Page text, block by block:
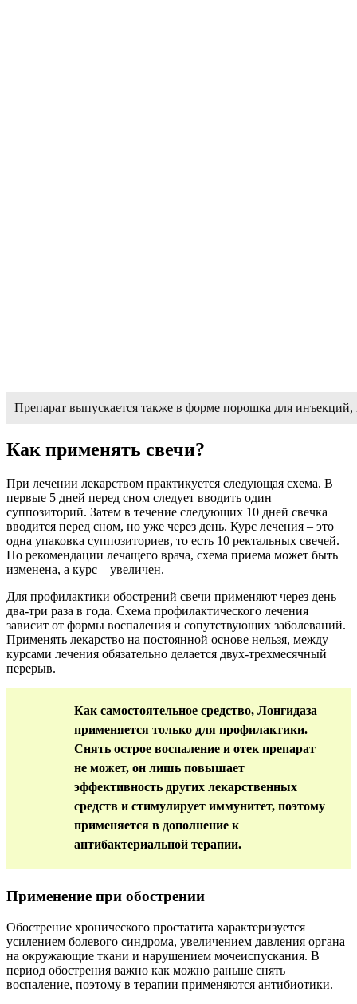
Препарат выпускается также в форме порошка для
Как применять свечи?
При лечении лекарством практикуется следующая схема. В
первые 5 дней перед сном следует вводить один
суппозиторий. Затем в течение следующих 10 дней свечка
вводится перед сном, но уже через день. Курс лечения – это
одна упаковка суппозиториев, то есть 10 ректальных свечей.
По рекомендации лечащего врача, схема приема может быть
изменена, а курс – увеличен.
Для профилактики обострений свечи применяют через день
два-три раза в года. Схема профилактического лечения
зависит от формы воспаления и сопутствующих заболеваний.
Применять лекарство на постоянной основе нельзя, между
курсами лечения обязательно делается двух-трехмесячный
перерыв.
Как самостоятельное средство, Лонгидаза
применяется только для профилактики.
Снять острое воспаление и отек препарат
не может, он лишь повышает
эффективность других лекарственных
средств и стимулирует иммунитет, поэтому
применяется в дополнение к
антибактериальной терапии.
Применение при обострении
Обострение хронического простатита характеризуется
усилением болевого синдрома, увеличением давления органа
на окружающие ткани и нарушением мочеиспускания. В
период обострения важно как можно раньше снять
воспаление, поэтому в терапии применяются антибиотики.